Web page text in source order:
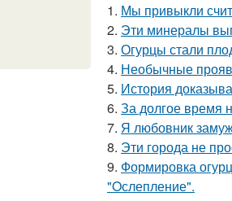
1. Мы привыкли
2. Эти минералы
3. Огурцы стали
4. Необычные
5. История
6. За долгое время
7. Я любовник
8. Эти города не
9. Формировка
"Oслепление".